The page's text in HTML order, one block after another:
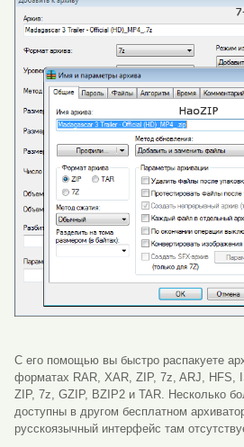
С его помощью вы быстро распакуете
форматах RAR, XAR, ZIP, 7z, ARJ, HFS,
ZIP, 7z, GZIP, BZIP2 и TAR. Несколько
доступны в другом бесплатном
русскоязычный интерфейс там